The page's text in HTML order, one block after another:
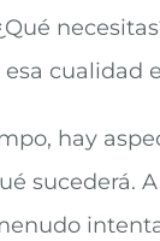
cualidad
hay
sucederá.